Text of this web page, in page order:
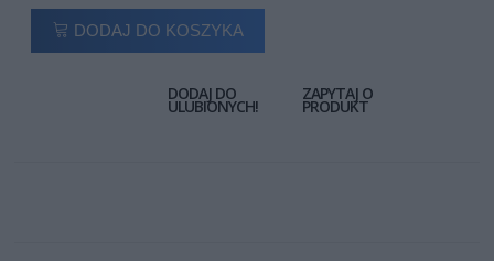
DODAJ DO KOSZYKA
DODAJ DO
ULUBIONYCH!
ZAPYTAJ O
PRODUKT